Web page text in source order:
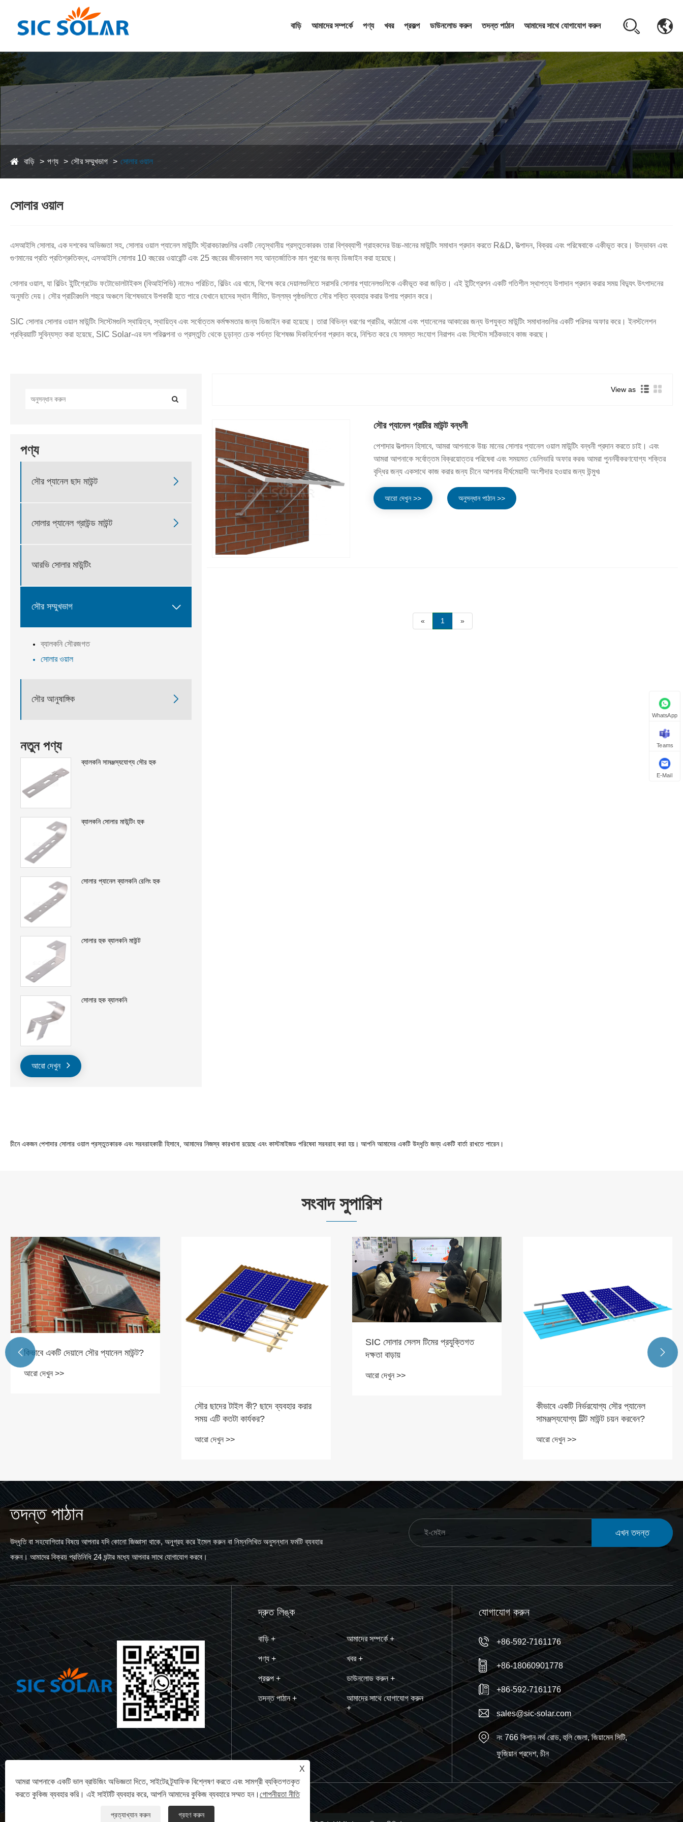
বাড়ি আমাদের সম্পর্কে পণ্য খবর প্রকল্প ডাউনলোড করুন তদন্ত পাঠান আমাদের সাথে যোগাযোগ করুন
বাড়ি পণ্য সৌর সম্মুখভাগ সোলার ওয়াল
সোলার ওয়াল
এসআইসি সোলার, এক দশকের অভিজ্ঞতা সহ, সোলার ওয়াল প্যানেল মাউন্টিং স্ট্রাকচারগুলির একটি নেতৃস্থানীয় প্রস্তুতকারক৷ তারা বিশ্বব্যাপী গ্রাহকদের উচ্চ-মানের মাউন্টিং সমাধান প্রদান করতে R&D, উত্পাদন, বিক্রয় এবং পরিষেবাকে একীভূত করে। উদ্ভাবন এবং
গুণমানের প্রতি প্রতিশ্রুতিবদ্ধ, এসআইসি সোলার 10 বছরের ওয়ারেন্টি এবং 25 বছরের জীবনকাল সহ আন্তর্জাতিক মান পূরণের জন্য ডিজাইন করা হয়েছে।
সোলার ওয়াল, যা বিল্ডিং ইন্টিগ্রেটেড ফটোভোলটাইকস (বিআইপিভি) নামেও পরিচিত, বিল্ডিং এর খামে, বিশেষ করে দেয়ালগুলিতে সরাসরি সোলার প্যানেলগুলিকে একীভূত করা জড়িত। এই ইন্টিগ্রেশন একটি গতিশীল স্থাপত্য উপাদান প্রদান করার সময় বিদ্যুৎ উৎপাদনের
অনুমতি দেয়। সৌর প্রাচীরগুলি শহুরে অঞ্চলে বিশেষভাবে উপকারী হতে পারে যেখানে ছাদের স্থান সীমিত, উল্লম্ব পৃষ্ঠগুলিতে সৌর শক্তি ব্যবহার করার উপায় প্রদান করে।
SIC সোলার সোলার ওয়াল মাউন্টিং সিস্টেমগুলি স্থায়িত্ব, স্থায়িত্ব এবং সর্বোত্তম কর্মক্ষমতার জন্য ডিজাইন করা হয়েছে। তারা বিভিন্ন ধরণের প্রাচীর, কাঠামো এবং প্যানেলের আকারের জন্য উপযুক্ত মাউন্টিং সমাধানগুলির একটি পরিসর অফার করে। ইনস্টলেশন
প্রক্রিয়াটি সুবিন্যস্ত করা হয়েছে, SIC Solar-এর দল পরিকল্পনা ও প্রস্তুতি থেকে চূড়ান্ত চেক পর্যন্ত বিশেষজ্ঞ দিকনির্দেশনা প্রদান করে, নিশ্চিত করে যে সমস্ত সংযোগ নিরাপদ এবং সিস্টেম সঠিকভাবে কাজ করছে।
পণ্য
সৌর প্যানেল ছাদ মাউন্ট 
সোলার প্যানেল গ্রাউন্ড মাউন্ট 
আরভি সোলার মাউন্টিং
সৌর সম্মুখভাগ 
ব্যালকনি সৌরজগত
সোলার ওয়াল
সৌর আনুষাঙ্গিক 
নতুন পণ্য
ব্যালকনি সামঞ্জস্যযোগ্য সৌর হুক
ব্যালকনি সোলার মাউন্টিং হুক
সোলার প্যানেল ব্যালকনি রেলিং হুক
সোলার হুক ব্যালকনি মাউন্ট
সোলার হুক ব্যালকনি
আরো দেখুন
View as
সৌর প্যানেল প্রাচীর মাউন্ট বন্ধনী
পেশাদার উত্পাদন হিসাবে, আমরা আপনাকে উচ্চ মানের সোলার প্যানেল ওয়াল মাউন্টিং বন্ধনী প্রদান করতে চাই। এবং
আমরা আপনাকে সর্বোত্তম বিক্রয়োত্তর পরিষেবা এবং সময়মত ডেলিভারি অফার করব৷ আমরা পুনর্নবীকরণযোগ্য শক্তির
বৃদ্ধির জন্য একসাথে কাজ করার জন্য চীনে আপনার দীর্ঘমেয়াদী অংশীদার হওয়ার জন্য উন্মুখ৷
আরো দেখুন >> অনুসন্ধান পাঠান >>
« 1 »
চীনে একজন পেশাদার সোলার ওয়াল প্রস্তুতকারক এবং সরবরাহকারী হিসাবে, আমাদের নিজস্ব কারখানা রয়েছে এবং কাস্টমাইজড পরিষেবা সরবরাহ করা হয়। আপনি আমাদের একটি উদ্ধৃতি জন্য একটি বার্তা রাখতে পারেন।
সংবাদ সুপারিশ
SIC সোলার সেলস টিমের প্রযুক্তিগত
একটি সৌর রেল এন্ড ক্যাপ কি করে?
আরো দেখুন >>
 
তদন্ত পাঠান
উদ্ধৃতি বা সহযোগিতার বিষয়ে আপনার যদি কোনো জিজ্ঞাসা থাকে, অনুগ্রহ করে ইমেল করুন বা নিম্নলিখিত অনুসন্ধান ফর্মটি ব্যবহার
করুন। আমাদের বিক্রয় প্রতিনিধি 24 ঘন্টার মধ্যে আপনার সাথে যোগাযোগ করবে।
এখন তদন্ত
দ্রুত লিঙ্ক
বাড়ি + আমাদের সম্পর্কে +
পণ্য + খবর +
প্রকল্প + ডাউনলোড করুন +
তদন্ত পাঠান +
আমাদের সাথে যোগাযোগ করুন
+
যোগাযোগ করুন
+86-592-7161176
+86-18060901778
+86-592-7161176
sales@sic-solar.com
নং 766 কিশান নর্থ রোড, হুলি জেলা, জিয়ামেন সিটি,
ফুজিয়ান প্রদেশ, চীন
WhatsApp
Teams
E-Mail
X
আমরা আপনাকে একটি ভাল ব্রাউজিং অভিজ্ঞতা দিতে, সাইটের ট্র্যাফিক বিশ্লেষণ করতে এবং সামগ্রী ব্যক্তিগতকৃত
করতে কুকিজ ব্যবহার করি। এই সাইটটি ব্যবহার করে, আপনি আমাদের কুকিজ ব্যবহারে সম্মত হন। গোপনীয়তা নীতি
প্রত্যাখ্যান করুন গ্রহণ করুন